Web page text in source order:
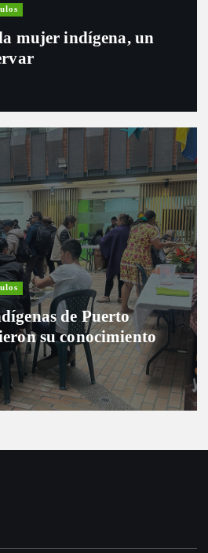
mujer indígena, un
de Puerto
su conocimiento